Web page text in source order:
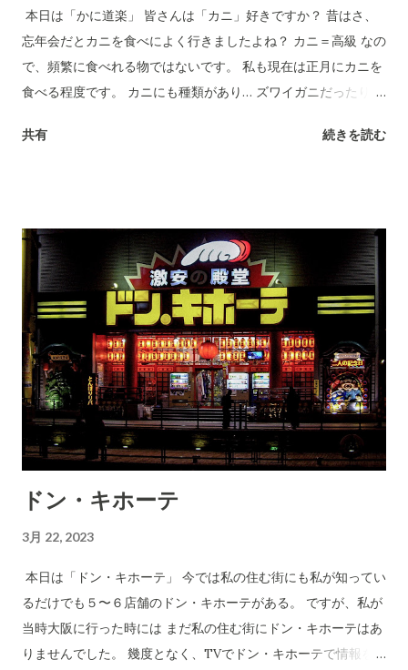
本日は「かに道楽」 皆さんは「カニ」好きですか？ 昔はさ、
忘年会だとカニを食べによく行きましたよね？ カニ＝高級 なの
で、頻繁に食べれる物ではないです。 私も現在は正月にカニを
食べる程度です。 カニにも種類があり… ズワイガニだったり…
思います。 私はカニを食べに行くより… またカニを撮影に行き
共有 続きを読む
ドン・キホーテ
3月 22, 2023
本日は「ドン・キホーテ」 今では私の住む街にも私が知ってい
るだけでも５〜６店舗のドン・キホーテがある。 ですが、私が
当時大阪に行った時には まだ私の住む街にドン・キホーテはあ
りませんでした。 幾度となく、TVでドン・キホーテで情報を